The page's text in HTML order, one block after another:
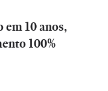
10 anos,
100%